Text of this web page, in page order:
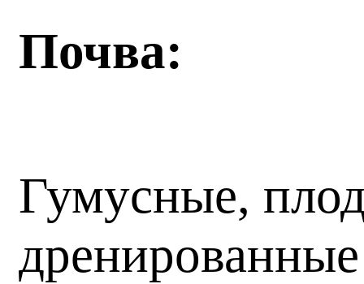
Почва:
Гумусные,